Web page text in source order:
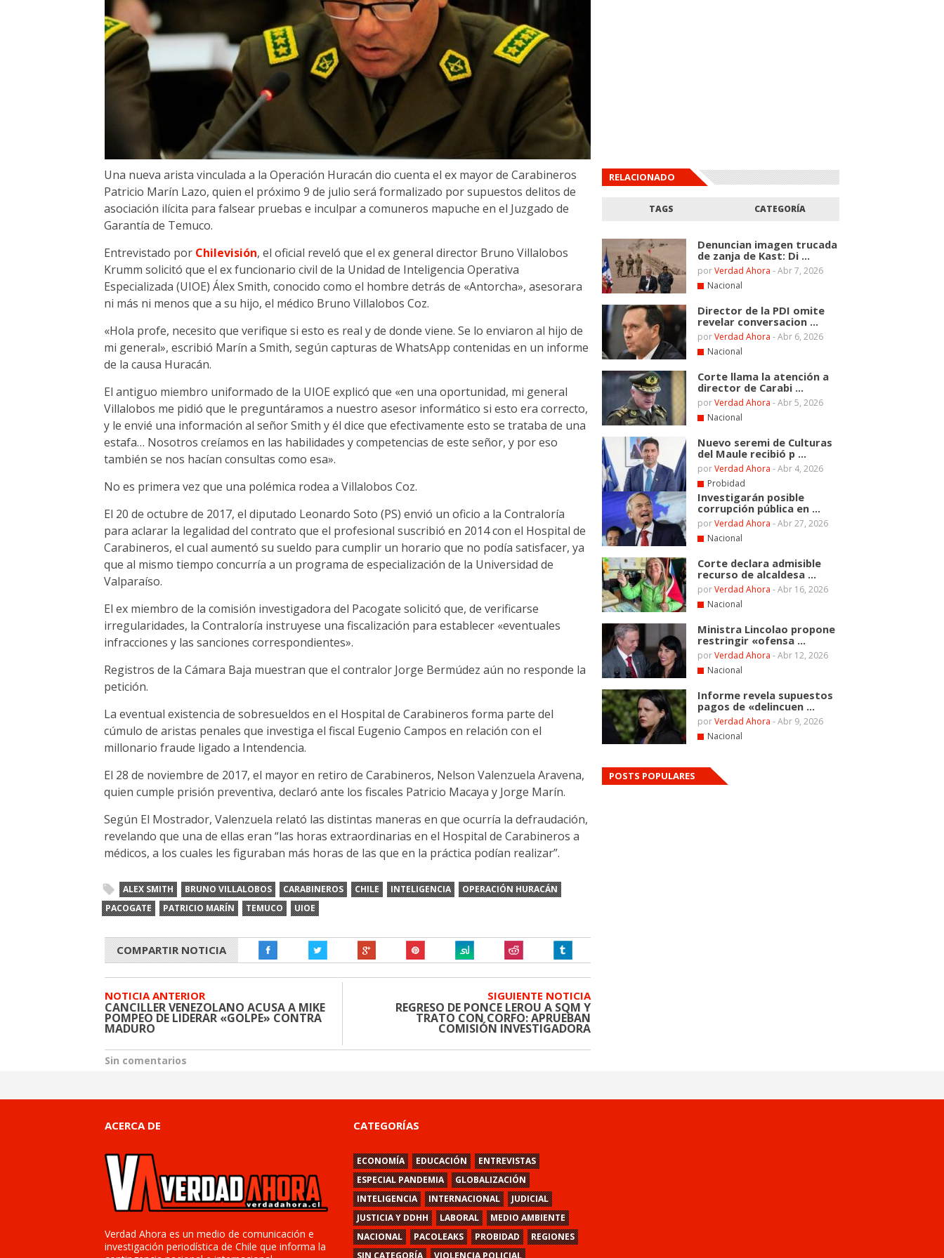
Una nueva arista vinculada a la Operación Huracán dio cuenta el ex mayor de Carabineros
Patricio Marín Lazo, quien el próximo 9 de julio será formalizado por supuestos delitos de
asociación ilícita para falsear pruebas e inculpar a comuneros mapuche en el Juzgado de
Garantía de Temuco.
Entrevistado por Chilevisión, el oficial reveló que el ex general director Bruno Villalobos
Krumm solicitó que el ex funcionario civil de la Unidad de Inteligencia Operativa
Especializada (UIOE) Álex Smith, conocido como el hombre detrás de «Antorcha», asesorara
ni más ni menos que a su hijo, el médico Bruno Villalobos Coz.
«Hola profe, necesito que verifique si esto es real y de donde viene. Se lo enviaron al hijo de
mi general», escribió Marín a Smith, según capturas de WhatsApp contenidas en un informe
de la causa Huracán.
El antiguo miembro uniformado de la UIOE explicó que «en una oportunidad, mi general
Villalobos me pidió que le preguntáramos a nuestro asesor informático si esto era correcto,
y le envié una información al señor Smith y él dice que efectivamente esto se trataba de una
estafa… Nosotros creíamos en las habilidades y competencias de este señor, y por eso
también se nos hacían consultas como esa».
No es primera vez que una polémica rodea a Villalobos Coz.
El 20 de octubre de 2017, el diputado Leonardo Soto (PS) envió un oficio a la Contraloría
para aclarar la legalidad del contrato que el profesional suscribió en 2014 con el Hospital de
Carabineros, el cual aumentó su sueldo para cumplir un horario que no podía satisfacer, ya
que al mismo tiempo concurría a un programa de especialización de la Universidad de
Valparaíso.
El ex miembro de la comisión investigadora del Pacogate solicitó que, de verificarse
irregularidades, la Contraloría instruyese una fiscalización para establecer «eventuales
infracciones y las sanciones correspondientes».
Registros de la Cámara Baja muestran que el contralor Jorge Bermúdez aún no responde la
petición.
La eventual existencia de sobresueldos en el Hospital de Carabineros forma parte del
cúmulo de aristas penales que investiga el fiscal Eugenio Campos en relación con el
millonario fraude ligado a Intendencia.
El 28 de noviembre de 2017, el mayor en retiro de Carabineros, Nelson Valenzuela Aravena,
quien cumple prisión preventiva, declaró ante los fiscales Patricio Macaya y Jorge Marín.
Según El Mostrador, Valenzuela relató las distintas maneras en que ocurría la defraudación,
revelando que una de ellas eran “las horas extraordinarias en el Hospital de Carabineros a
médicos, a los cuales les figuraban más horas de las que en la práctica podían realizar”.
ALEX SMITH BRUNO VILLALOBOS CARABINEROS CHILE INTELIGENCIA
OPERACIÓN HURACÁN
PACOGATE
PATRICIO MARÍN TEMUCO UIOE
COMPARTIR NOTICIA
NOTICIA ANTERIOR
CANCILLER VENEZOLANO ACUSA A MIKE
POMPEO DE LIDERAR «GOLPE» CONTRA
MADURO
SIGUIENTE NOTICIA
REGRESO DE PONCE LEROU A SQM Y
TRATO CON CORFO: APRUEBAN
COMISIÓN INVESTIGADORA
Sin comentarios
RELACIONADO
TAGS CATEGORÍA
Denuncian imagen trucada
de zanja de Kast: Di ...
porVerdad Ahora -Abr 7, 2026
Nacional
Director de la PDI omite
revelar conversacion ...
porVerdad Ahora -Abr 6, 2026
Nacional
Corte llama la atención a
director de Carabi ...
porVerdad Ahora -Abr 5, 2026
Nacional
Nuevo seremi de Culturas
del Maule recibió p ...
porVerdad Ahora -Abr 4, 2026
Probidad
Investigarán posible
corrupción pública en ...
porVerdad Ahora -Abr 27, 2026
Nacional
Corte declara admisible
recurso de alcaldesa ...
porVerdad Ahora -Abr 16, 2026
Nacional
Ministra Lincolao propone
restringir «ofensa ...
porVerdad Ahora -Abr 12, 2026
Nacional
Informe revela supuestos
pagos de «delincuen ...
porVerdad Ahora -Abr 9, 2026
Nacional
POSTS POPULARES
ACERCA DE
Verdad Ahora es un medio de comunicación e
investigación periodística de Chile que informa la
CATEGORÍAS
ECONOMÍA EDUCACIÓN
ENTREVISTAS
ESPECIAL PANDEMIA
GLOBALIZACIÓN
INTELIGENCIA
INTERNACIONAL
JUDICIAL
JUSTICIA Y DDHH
LABORAL
MEDIO AMBIENTE
NACIONAL
PACOLEAKS PROBIDAD
REGIONES